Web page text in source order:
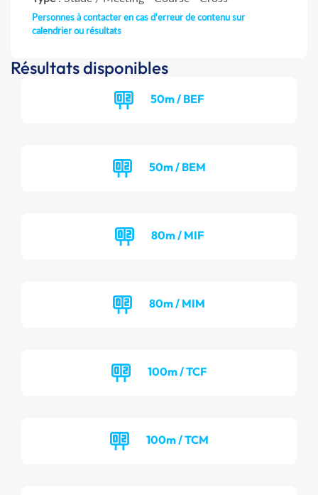
Personnes à contacter en cas d'erreur de contenu sur
calendrier ou résultats
Résultats disponibles
50m / BEF
50m / BEM
80m / MIF
80m / MIM
100m / TCF
100m / TCM